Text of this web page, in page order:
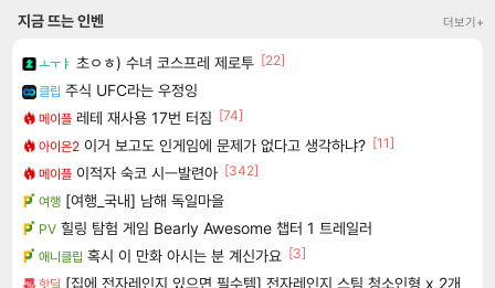
지금 뜨는 인벤 더보기+
ㅗㅜㅑ 초ㅇㅎ) 수녀 코스프레 제로투 [22]
클립 주식 UFC라는 우정잉
메이플 레테 재사용 17번 터짐 [74]
아이온2 이거 보고도 인게임에 문제가 없다고 생각하냐? [11]
메이플 이적자 숙코 시ㅡ발련아 [342]
여행 [여행_국내] 남해 독일마을
PV 힐링 탐험 게임 Bearly Awesome 챕터 1 트레일러
애니클립 혹시 이 만화 아시는 분 계신가요 [3]
핫딜 [집에 전자레인지 있으면 필수템] 전자레인지 스팀 청소인형 x 2개